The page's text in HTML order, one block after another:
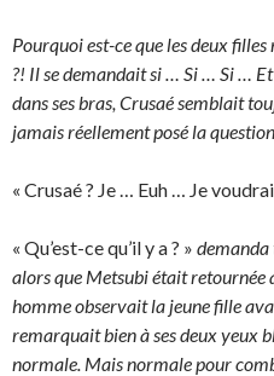
Pourquoi est-ce que les deux
?! Il se demandait si … Si … Si …
dans ses bras, Crusaé semblait
jamais réellement posé la
« Crusaé ? Je … Euh … Je
« Qu’est-ce qu’il y a ? » demanda
alors que Metsubi était retournée
homme observait la jeune fille
remarquait bien à ses deux yeux
normale. Mais normale pour